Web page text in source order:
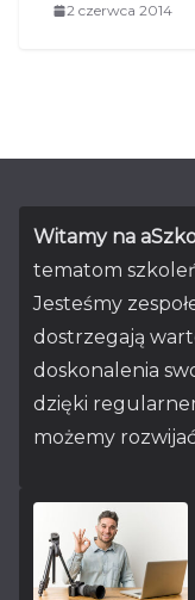
2 czerwca 2014
Witamy na
tematom
Jesteśmy
dostrzegają
doskonalenia
dzięki
możemy